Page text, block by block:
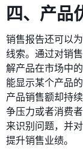
四、产品
销售报告还可以
线索。通过对销
解产品在市场中
能显示某个产品
产品销售额却持
争压力或者消费
来识别问题，并
提升销售业绩。